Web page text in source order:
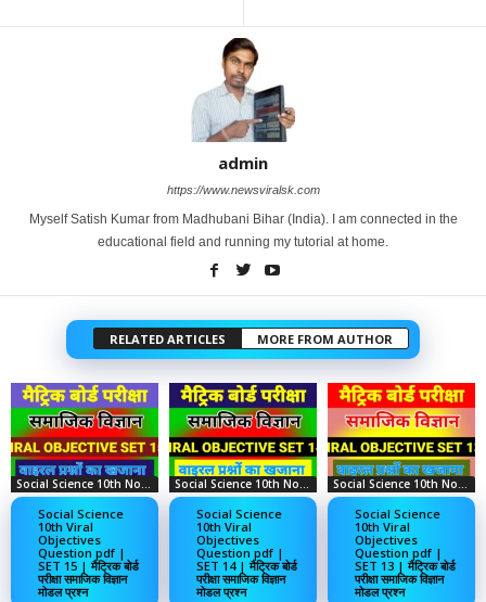
admin
https://www.newsviralsk.com
Myself Satish Kumar from Madhubani Bihar (India). I am connected in the
educational field and running my tutorial at home.
RELATED ARTICLES MORE FROM AUTHOR
Social Science 10th Notes
Social Science
10th Viral
Objectives
Question pdf |
SET 15 | मैट्रिक बोर्ड
परीक्षा समाजिक विज्ञान
मोडल प्रश्न
Social Science 10th Notes
Social Science
10th Viral
Objectives
Question pdf |
SET 14 | मैट्रिक बोर्ड
परीक्षा समाजिक विज्ञान
मोडल प्रश्न
Social Science 10th Notes
Social Science
10th Viral
Objectives
Question pdf |
SET 13 | मैट्रिक बोर्ड
परीक्षा समाजिक विज्ञान
मोडल प्रश्न